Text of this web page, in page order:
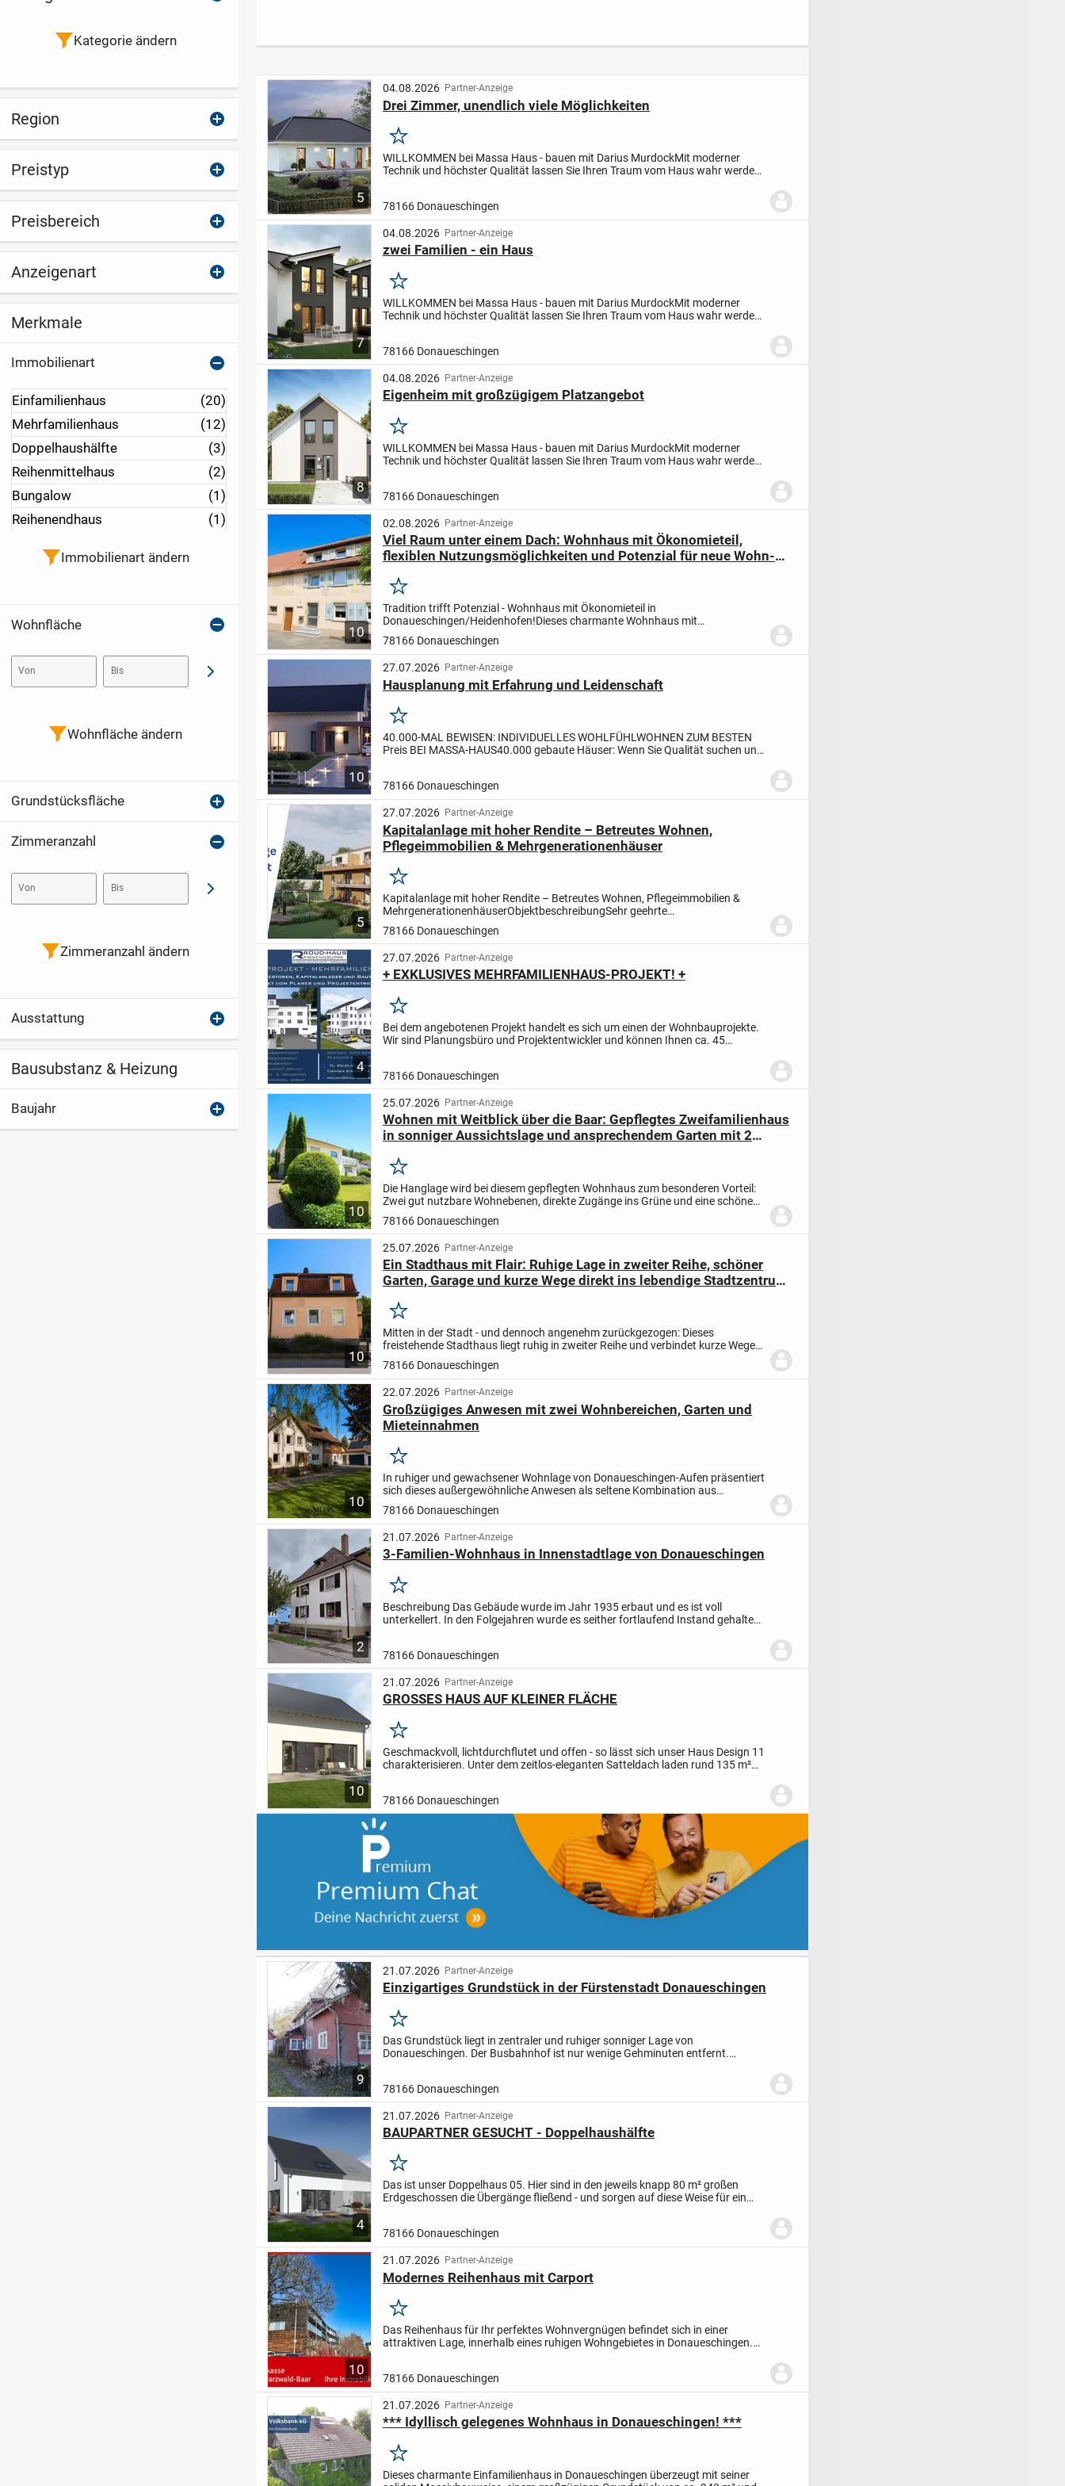
flexiblen
5
04.08.2026 Partner-Anzeige
Drei Zimmer, unendlich viele Möglichkeiten
Merken
WILLKOMMEN bei Massa Haus - bauen mit Darius MurdockMit moderner
Technik und höchster Qualität lassen Sie Ihren Traum vom Haus wahr werden.
78166 Donaueschingen
7
04.08.2026 Partner-Anzeige
zwei Familien - ein Haus
Merken
WILLKOMMEN bei Massa Haus - bauen mit Darius MurdockMit moderner
Technik und höchster Qualität lassen Sie Ihren Traum vom Haus wahr werden.
78166 Donaueschingen
8
04.08.2026 Partner-Anzeige
Eigenheim mit großzügigem Platzangebot
Merken
WILLKOMMEN bei Massa Haus - bauen mit Darius MurdockMit moderner
Technik und höchster Qualität lassen Sie Ihren Traum vom Haus wahr werden.
78166 Donaueschingen
10
02.08.2026 Partner-Anzeige
Viel Raum unter einem Dach: Wohnhaus mit Ökonomieteil,
flexiblen Nutzungsmöglichkeiten und Potenzial für neue Wohn-
Merken
Tradition trifft Potenzial - Wohnhaus mit Ökonomieteil in
Donaueschingen/Heidenhofen!Dieses charmante Wohnhaus mit
Ökonomieteil, das vor 1900 erbaut wurde, liegt in einer malerischen,
ländlichen...
78166 Donaueschingen
10
27.07.2026 Partner-Anzeige
Hausplanung mit Erfahrung und Leidenschaft
Merken
40.000-MAL BEWISEN: INDIVIDUELLES WOHLFÜHLWOHNEN ZUM BESTEN
Preis BEI MASSA-HAUS40.000 gebaute Häuser: Wenn Sie Qualität suchen und
78166 Donaueschingen
5
27.07.2026 Partner-Anzeige
Kapitalanlage mit hoher Rendite – Betreutes Wohnen,
Pflegeimmobilien & Mehrgenerationenhäuser
Merken
Kapitalanlage mit hoher Rendite – Betreutes Wohnen, Pflegeimmobilien &
MehrgenerationenhäuserObjektbeschreibungSehr geehrte
Immobilieninteressenten,
78166 Donaueschingen
4
27.07.2026 Partner-Anzeige
+ EXKLUSIVES MEHRFAMILIENHAUS-PROJEKT! +
Merken
Bei dem angebotenen Projekt handelt es sich um einen der Wohnbauprojekte.
Wir sind Planungsbüro und Projektentwickler und können Ihnen ca. 45
78166 Donaueschingen
10
25.07.2026 Partner-Anzeige
Wohnen mit Weitblick über die Baar: Gepflegtes Zweifamilienhaus
in sonniger Aussichtslage und ansprechendem Garten mit 2
Merken
Die Hanglage wird bei diesem gepflegten Wohnhaus zum besonderen Vorteil:
Zwei gut nutzbare Wohnebenen, direkte Zugänge ins Grüne und eine schöne
Aussicht eröffnen vielseitige Möglichkeiten. Die...
78166 Donaueschingen
10
25.07.2026 Partner-Anzeige
Ein Stadthaus mit Flair: Ruhige Lage in zweiter Reihe, schöner
Garten, Garage und kurze Wege direkt ins lebendige Stadtzentrum
Merken
Mitten in der Stadt - und dennoch angenehm zurückgezogen: Dieses
freistehende Stadthaus liegt ruhig in zweiter Reihe und verbindet kurze Wege
mit einem überraschend privaten Wohngefühl. Ein Zuhause,...
78166 Donaueschingen
10
22.07.2026 Partner-Anzeige
Großzügiges Anwesen mit zwei Wohnbereichen, Garten und
Mieteinnahmen
Merken
In ruhiger und gewachsener Wohnlage von Donaueschingen-Aufen präsentiert
sich dieses außergewöhnliche Anwesen als seltene Kombination aus
modernem Scheunenausbau, historischem Altbau und großzügigem...
78166 Donaueschingen
2
21.07.2026 Partner-Anzeige
3-Familien-Wohnhaus in Innenstadtlage von Donaueschingen
Merken
Beschreibung Das Gebäude wurde im Jahr 1935 erbaut und es ist voll
unterkellert. In den Folgejahren wurde es seither fortlaufend Instand gehalten,
78166 Donaueschingen
10
21.07.2026 Partner-Anzeige
GROSSES HAUS AUF KLEINER FLÄCHE
Merken
Geschmackvoll, lichtdurchflutet und offen - so lässt sich unser Haus Design 11
charakterisieren. Unter dem zeitlos-eleganten Satteldach laden rund 135 m²
78166 Donaueschingen
9
21.07.2026 Partner-Anzeige
Einzigartiges Grundstück in der Fürstenstadt Donaueschingen
Merken
Das Grundstück liegt in zentraler und ruhiger sonniger Lage von
Donaueschingen. Der Busbahnhof ist nur wenige Gehminuten entfernt.
78166 Donaueschingen
4
21.07.2026 Partner-Anzeige
BAUPARTNER GESUCHT - Doppelhaushälfte
Merken
Das ist unser Doppelhaus 05. Hier sind in den jeweils knapp 80 m² großen
Erdgeschossen die Übergänge fließend - und sorgen auf diese Weise für ein
78166 Donaueschingen
10
21.07.2026 Partner-Anzeige
Modernes Reihenhaus mit Carport
Merken
Das Reihenhaus für Ihr perfektes Wohnvergnügen befindet sich in einer
attraktiven Lage, innerhalb eines ruhigen Wohngebietes in Donaueschingen.
78166 Donaueschingen
21.07.2026 Partner-Anzeige
*** Idyllisch gelegenes Wohnhaus in Donaueschingen! ***
Merken
Dieses charmante Einfamilienhaus in Donaueschingen überzeugt mit seiner
Kategorie ändern
Region
Preistyp
Preisbereich
Anzeigenart
Merkmale
Immobilienart
Einfamilienhaus
(20)
Mehrfamilienhaus
(12)
Doppelhaushälfte
(3)
Reihenmittelhaus
(2)
Bungalow
(1)
Reihenendhaus
(1)
Immobilienart ändern
Wohnfläche
Von Bis Abschicken
Wohnfläche ändern
Grundstücksfläche
Zimmeranzahl
Von Bis Abschicken
Zimmeranzahl ändern
Ausstattung
Bausubstanz & Heizung
Baujahr